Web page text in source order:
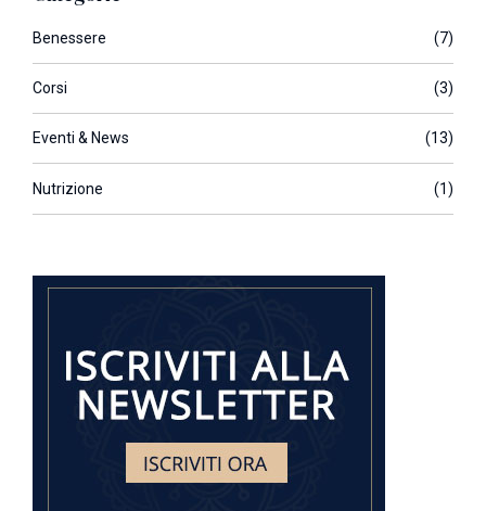
Benessere (7)
Corsi (3)
Eventi & News (13)
Nutrizione (1)